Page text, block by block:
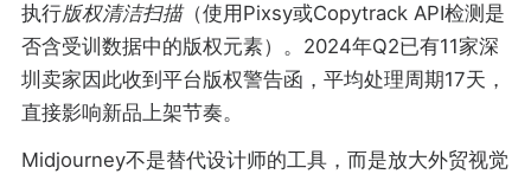
执行版权清洁扫描（使用Pixsy或Copytrack API检测是
否含受训数据中的版权元素）。2024年Q2已有11家深
圳卖家因此收到平台版权警告函，平均处理周期17天，
直接影响新品上架节奏。
Midjourney不是替代设计师的工具，而是放大外贸视觉